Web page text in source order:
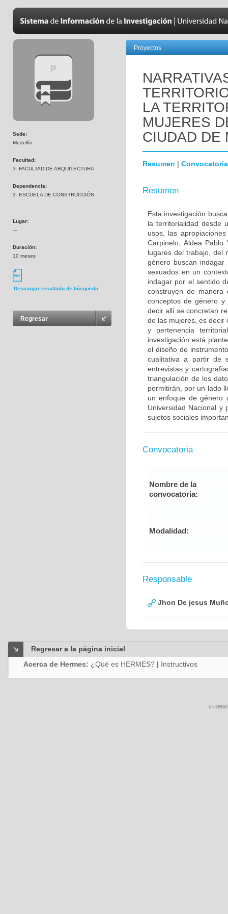
Sede:
Medellín
Facultad:
3- FACULTAD DE ARQUITECTURA
Dependencia:
3- ESCUELA DE CONSTRUCCIÓN
Lugar:
---
Duración:
10 meses
Descargar resultado de búsqueda
Regresar
Proyectos
LA
MUJERES
CIUDAD DE
Resumen | Convocatoria
Resumen
Esta investigación
la territorialidad desde
usos, las
Carpinelo, Aldea
lugares del trabajo, del
género buscan
sexuados en un
indagar por el sentido
construyen de manera
conceptos de género
decir allí se concretan
de las mujeres, es decir
y pertenencia
investigación está
el diseño de
cualitativa a partir de
entrevistas y
triangulación de los
permitirán, por un lado
un enfoque de género
Universidad Nacional y
sujetos sociales
Convocatoria
Nombre de la
convocatoria:
Modalidad:
Responsable
Jhon De jesus
Regresar a la página inicial
Acerca de Hermes: ¿Qué es HERMES? | Instructivos